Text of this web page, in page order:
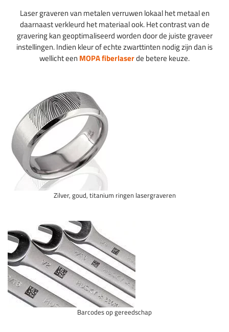
Laser graveren van metalen verruwen lokaal het metaal en
daarnaast verkleurd het materiaal ook. Het contrast van de
gravering kan geoptimaliseerd worden door de juiste graveer
instellingen. Indien kleur of echte zwarttinten nodig zijn dan is
wellicht een MOPA fiberlaserde betere keuze.
Zilver, goud, titanium ringen lasergraveren
Barcodes op gereedschap